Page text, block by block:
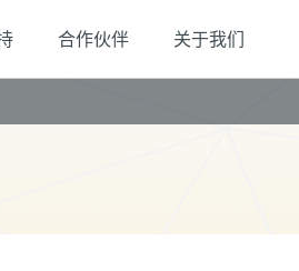
合作伙伴 关于我们